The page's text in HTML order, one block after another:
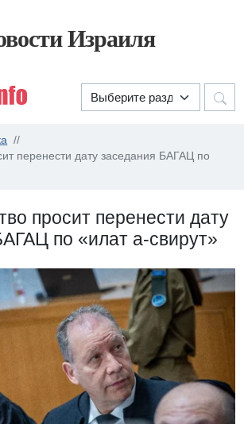
Израиля
перенести дату заседания БАГАЦ по
просит перенести дату
по «илат а-свирут»